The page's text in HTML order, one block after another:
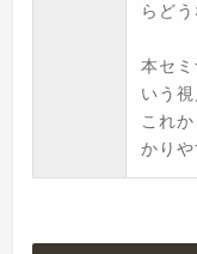
らど
本セ
いう視
これ
かりや